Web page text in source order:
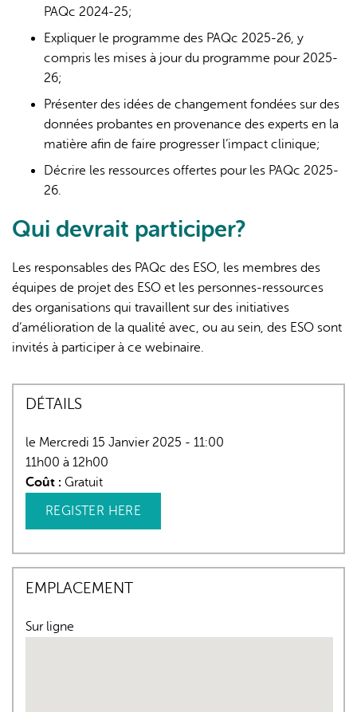
PAQc 2024-25;
Expliquer le programme des PAQc 2025-26, y
compris les mises à jour du programme pour 2025-
26;
Présenter des idées de changement fondées sur des
données probantes en provenance des experts en la
matière afin de faire progresser l’impact clinique;
Décrire les ressources offertes pour les PAQc 2025-
26.
Qui devrait participer?
Les responsables des PAQc des ESO, les membres des
équipes de projet des ESO et les personnes-ressources
des organisations qui travaillent sur des initiatives
d’amélioration de la qualité avec, ou au sein, des ESO sont
invités à participer à ce webinaire.
DÉTAILS
le Mercredi 15 Janvier 2025 - 11:00
11h00 à 12h00
Coût : Gratuit
REGISTER HERE
EMPLACEMENT
Sur ligne